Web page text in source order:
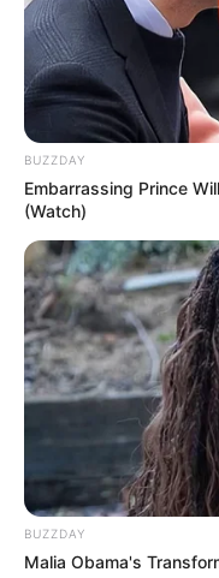
BUZZDAY
Embarrassing Prince
(Watch)
BUZZDAY
Malia Obama's